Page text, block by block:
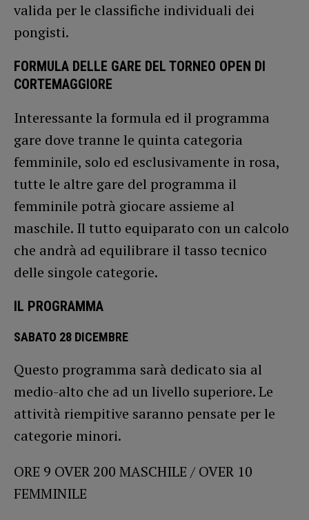
valida per le classifiche individuali dei
pongisti.
FORMULA DELLE GARE DEL TORNEO OPEN DI
CORTEMAGGIORE
Interessante la formula ed il programma
gare dove tranne le quinta categoria
femminile, solo ed esclusivamente in rosa,
tutte le altre gare del programma il
femminile potrà giocare assieme al
maschile. Il tutto equiparato con un calcolo
che andrà ad equilibrare il tasso tecnico
delle singole categorie.
IL PROGRAMMA
SABATO 28 DICEMBRE
Questo programma sarà dedicato sia al
medio-alto che ad un livello superiore. Le
attività riempitive saranno pensate per le
categorie minori.
ORE 9 OVER 200 MASCHILE / OVER 10
FEMMINILE